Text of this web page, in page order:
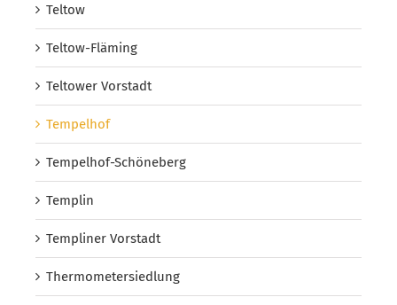
Teltow
Teltow-Fläming
Teltower Vorstadt
Tempelhof
Tempelhof-Schöneberg
Templin
Templiner Vorstadt
Thermometersiedlung